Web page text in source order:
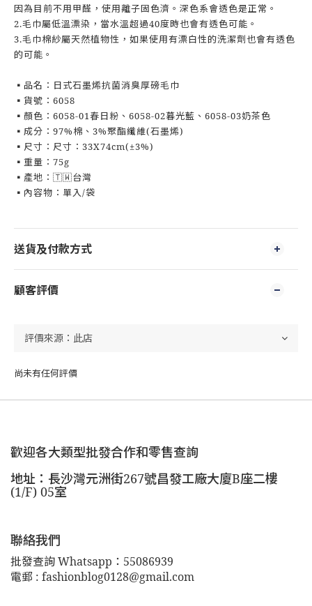
因為目前不用甲醛，使用離子固色濟。深色系會透色是正常。
2.毛巾屬低溫漂染，當水溫超過40度時也會有透色可能。
3.毛巾棉紗屬天然植物性，如果使用有漂白性的洗潔劑也會有透色
的可能。
▪️品名：日式石墨烯抗菌消臭厚磅毛巾
▪️貨號：6058
▪️顏色：6058-01春日粉、6058-02暮光藍、6058-03奶茶色
▪️成分：97%棉、3%聚酯纖維(石墨烯)
▪️尺寸：尺寸：33X74cm(±3%)
▪️重量：75g
▪️產地：🇹🇼台灣
▪️內容物：單入/袋
送貨及付款方式
顧客評價
尚未有任何評價
歡迎各大類型批發合作和零售查詢
地址：長沙灣元洲街267號昌發工廠大廈B座二樓
(1/F) 05室
聯絡我們
批發查詢 Whatsapp：55086939
電郵 : fashionblog0128@gmail.com